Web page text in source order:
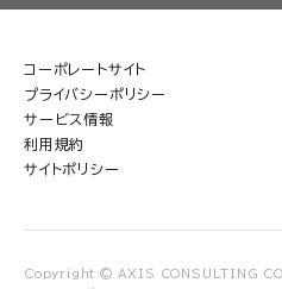
コーポレートサイト
プライバシーポリシー
サービス情報
利用規約
サイトポリシー
Copyright © AXIS CONSULTING